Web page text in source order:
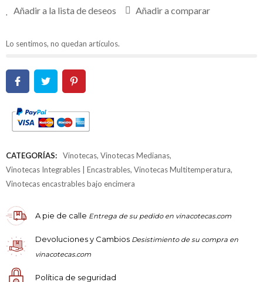
Añadir a la lista de deseos Añadir a comparar
Lo sentimos, no quedan artículos.
CATEGORÍAS: Vinotecas, Vinotecas Medianas,
Vinotecas Integrables | Encastrables, Vinotecas Multitemperatura,
Vinotecas encastrables bajo encimera
A pie de calle Entrega de su pedido en vinacotecas.com
Devoluciones y Cambios Desistimiento de su compra en
vinacotecas.com
Política de seguridad